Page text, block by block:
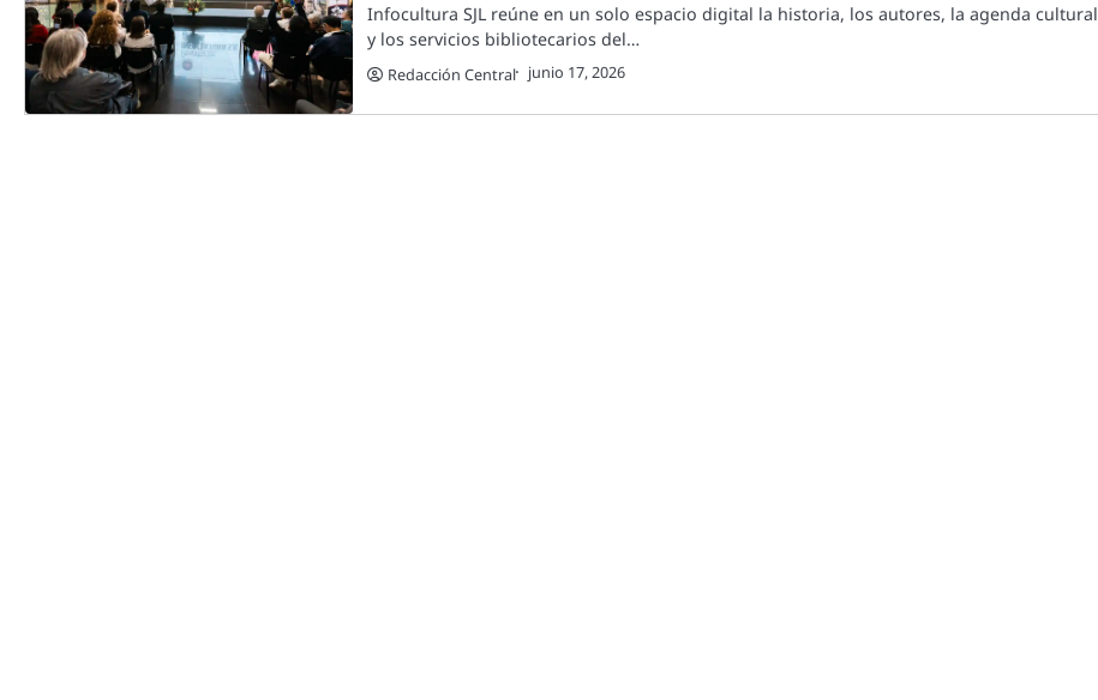
Infocultura SJL reúne en un solo espacio digital la historia, los autores, la agenda cultural
y los servicios bibliotecarios del…
Redacción Central junio 17, 2026